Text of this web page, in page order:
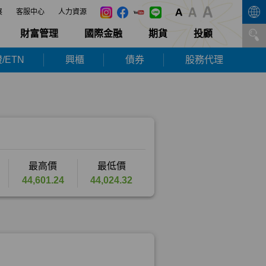
客服中心 人力資源
財富管理 國際金融 期貨 投顧
ETN 興櫃 債券 股務代理